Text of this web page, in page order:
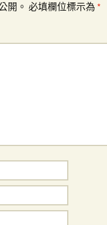
開。 必填欄位標示為 *